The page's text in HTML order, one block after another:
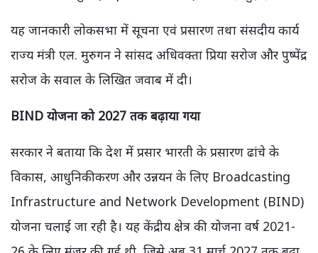
यह जानकारी लोकसभा में सूचना एवं प्रसारण तथा संसदीय कार्य
राज्य मंत्री एल. मुरुगन ने सांसद अधिवक्ता प्रिया सरोज और पुष्पेंद्र
सरोज के सवाल के लिखित जवाब में दी।
BIND योजना को 2027 तक बढ़ाया गया
सरकार ने बताया कि देश में प्रसार भारती के प्रसारण ढांचे के
विकास, आधुनिकीकरण और उन्नयन के लिए Broadcasting
Infrastructure and Network Development (BIND)
योजना चलाई जा रही है। यह केंद्रीय क्षेत्र की योजना वर्ष 2021-